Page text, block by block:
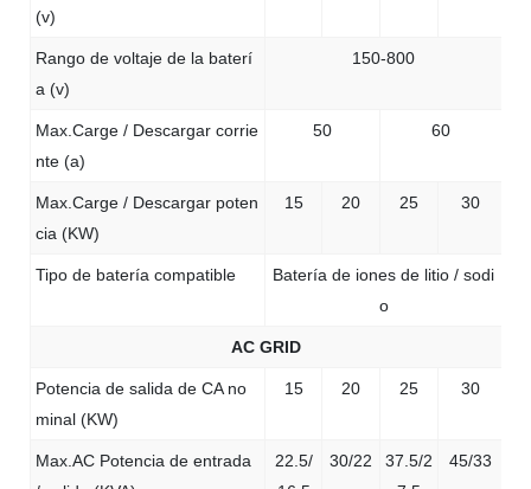
(v)
Rango de voltaje de la baterí
a (v)
150-800
Max.Carge / Descargar corrie
nte (a)
50 60
Max.Carge / Descargar poten
cia (KW)
15 20 25 30
Tipo de batería compatible
Batería de iones de litio / sodi
o
AC GRID
Potencia de salida de CA no
minal (KW)
15 20 25 30
Max.AC Potencia de entrada
22.5/
30/22
37.5/2
45/33